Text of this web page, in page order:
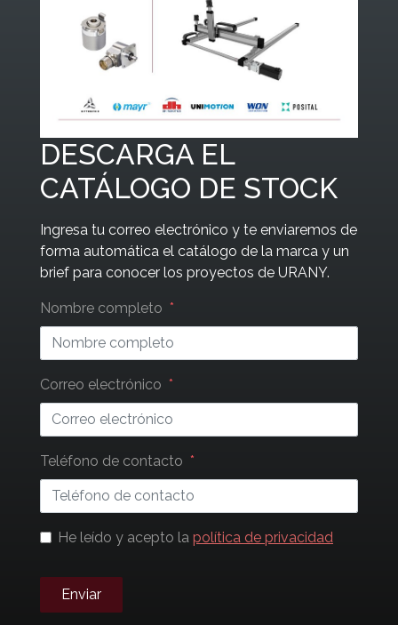
DESCARGA EL
CATÁLOGO DE STOCK
Ingresa tu correo electrónico y te enviaremos de
forma automática el catálogo de la marca y un
brief para conocer los proyectos de URANY.
Leave
this
field
Nombre completo
Correo electrónico
Teléfono de contacto
He leído y acepto la política de privacidad
Enviar